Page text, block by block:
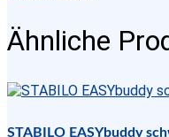
im-
Metalletui-
Menge
Ähnliche
STABILO EASYbuddy